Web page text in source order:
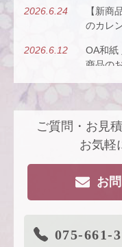
2026.6.24
【新商
のカレ
2026.6.12
OA和紙
商品の
2026.5.26
にのせ
2026.4.22
【新商
い、風
2026.4.16 大型連
2026.3.11 商品リ
ご質問・お見
お気軽
お
075-661-